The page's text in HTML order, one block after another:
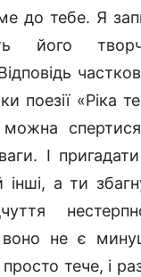
до тебе. Я
його
поезії «Ріка
можна
І
інші, а ти
воно не є
тече, і